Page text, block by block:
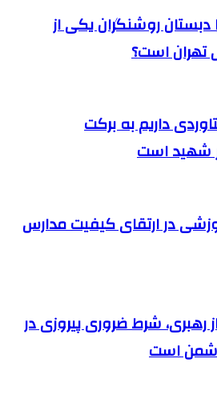
دبستان روشنگران یکی از
تهران است؟
داریم به برکت
شهید است
در ارتقای کیفیت مدارس
رهبری، شرط ضروری پیروزی در
دشمن است